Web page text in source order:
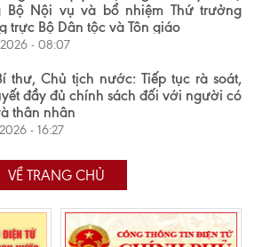
Bộ Nội vụ và bổ nhiệm Thứ trưởng
trực Bộ Dân tộc và Tôn giáo
- 08:07
thư, Chủ tịch nước: Tiếp tục rà soát,
đầy đủ chính sách đối với người có
thân nhân
- 16:27
VỀ TRANG CHỦ